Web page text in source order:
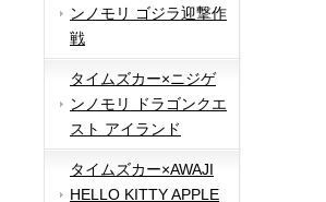
ンノモリ ゴジラ迎撃作
戦
タイムズカー×ニジゲ
ンノモリ ドラゴンクエ
スト アイランド
タイムズカー×AWAJI
HELLO KITTY APPLE